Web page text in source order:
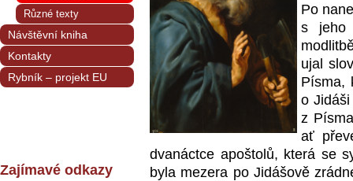
Po
s jeho
ujal
Písma,
o
z
ať
dvanáctce apoštolů, která se
byla mezera po Jidášově
Různé texty
Návštěvní kniha
Kontakty
Rybník – projekt EU
Zajímavé odkazy